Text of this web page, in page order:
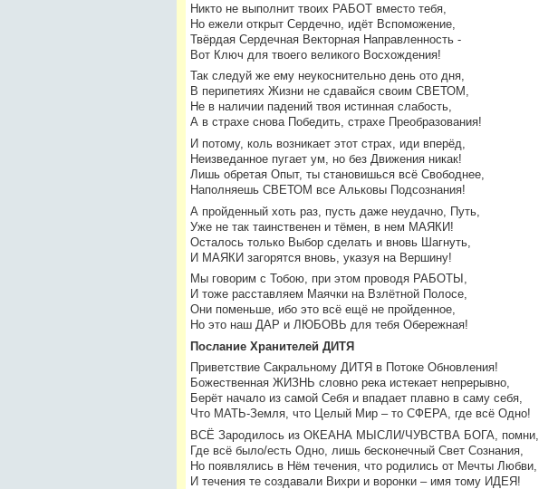
Никто не выполнит твоих РАБОТ вместо тебя,
Но ежели открыт Сердечно, идёт Вспоможение,
Твёрдая Сердечная Векторная Направленность -
Вот Ключ для твоего великого Восхождения!
Так следуй же ему неукоснительно день ото дня,
В перипетиях Жизни не сдавайся своим СВЕТОМ,
Не в наличии падений твоя истинная слабость,
А в страхе снова Победить, страхе Преобразования!
И потому, коль возникает этот страх, иди вперёд,
Неизведанное пугает ум, но без Движения никак!
Лишь обретая Опыт, ты становишься всё Свободнее,
Наполняешь СВЕТОМ все Альковы Подсознания!
А пройденный хоть раз, пусть даже неудачно, Путь,
Уже не так таинственен и тёмен, в нем МАЯКИ!
Осталось только Выбор сделать и вновь Шагнуть,
И МАЯКИ загорятся вновь, указуя на Вершину!
Мы говорим с Тобою, при этом проводя РАБОТЫ,
И тоже расставляем Маячки на Взлётной Полосе,
Они поменьше, ибо это всё ещё не пройденное,
Но это наш ДАР и ЛЮБОВЬ для тебя Обережная!
Послание Хранителей ДИТЯ
Приветствие Сакральному ДИТЯ в Потоке Обновления!
Божественная ЖИЗНЬ словно река истекает непрерывно,
Берёт начало из самой Себя и впадает плавно в саму себя,
Что МАТЬ-Земля, что Целый Мир – то СФЕРА, где всё Одно!
ВСЁ Зародилось из ОКЕАНА МЫСЛИ/ЧУВСТВА БОГА, помни,
Где всё было/есть Одно, лишь бесконечный Свет Сознания,
Но появлялись в Нём течения, что родились от Мечты Любви,
И течения те создавали Вихри и воронки – имя тому ИДЕЯ!